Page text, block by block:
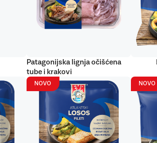
Patagonijska lignja očišćena
tube i krakovi
NOVO NOVO